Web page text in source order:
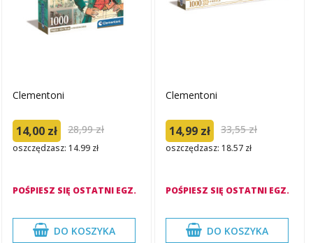
Clementoni
14,00 zł 28,99 zł
oszczędzasz: 14.99 zł
POŚPIESZ SIĘ OSTATNI EGZ.
DO KOSZYKA
Clementoni
14,99 zł 33,55 zł
oszczędzasz: 18.57 zł
POŚPIESZ SIĘ OSTATNI EGZ.
DO KOSZYKA